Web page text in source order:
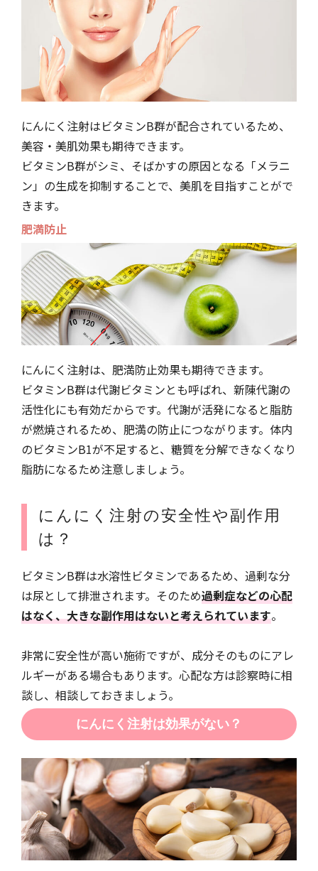
にんにく注射はビタミンB群が配合されているため、
美容・美肌効果も期待できます。
ビタミンB群がシミ、そばかすの原因となる「メラニ
ン」の生成を抑制することで、美肌を目指すことがで
きます。
肥満防止
にんにく注射は、肥満防止効果も期待できます。
ビタミンB群は代謝ビタミンとも呼ばれ、新陳代謝の
活性化にも有効だからです。代謝が活発になると脂肪
が燃焼されるため、肥満の防止につながります。体内
のビタミンB1が不足すると、糖質を分解できなくなり
脂肪になるため注意しましょう。
にんにく注射の安全性や副作用
は？
ビタミンB群は水溶性ビタミンであるため、過剰な分
は尿として排泄されます。そのため過剰症などの心配
はなく、大きな副作用はないと考えられています。
非常に安全性が高い施術ですが、成分そのものにアレ
ルギーがある場合もあります。心配な方は診察時に相
談し、相談しておきましょう。
にんにく注射は効果がない？